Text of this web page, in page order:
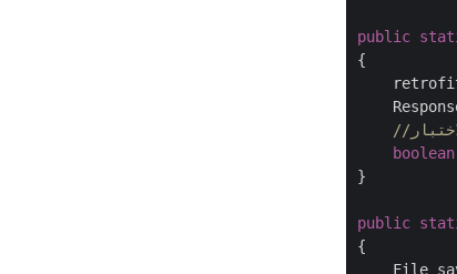
public
{
boolean
}
public
{
File